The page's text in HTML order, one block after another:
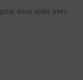
vous aider avec